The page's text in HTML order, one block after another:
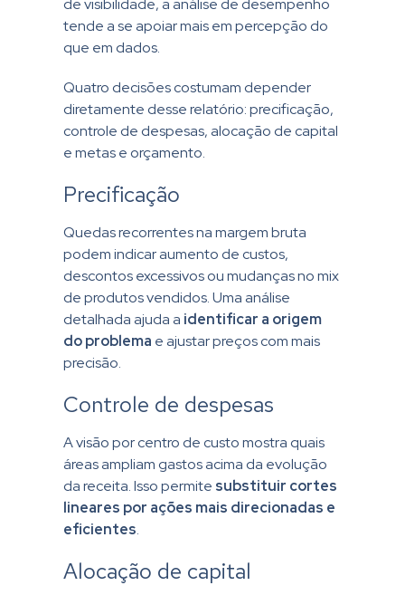
de visibilidade, a análise de desempenho
tende a se apoiar mais em percepção do
que em dados.
Quatro decisões costumam depender
diretamente desse relatório: precificação,
controle de despesas, alocação de capital
e metas e orçamento.
Precificação
Quedas recorrentes na margem bruta
podem indicar aumento de custos,
descontos excessivos ou mudanças no mix
de produtos vendidos. Uma análise
detalhada ajuda a identificar a origem
do problema e ajustar preços com mais
precisão.
Controle de despesas
A visão por centro de custo mostra quais
áreas ampliam gastos acima da evolução
da receita. Isso permite substituir cortes
lineares por ações mais direcionadas e
eficientes.
Alocação de capital